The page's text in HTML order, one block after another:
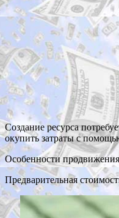
Создание ресурса
окупить затраты с
Особенности продвижения
Предварительная